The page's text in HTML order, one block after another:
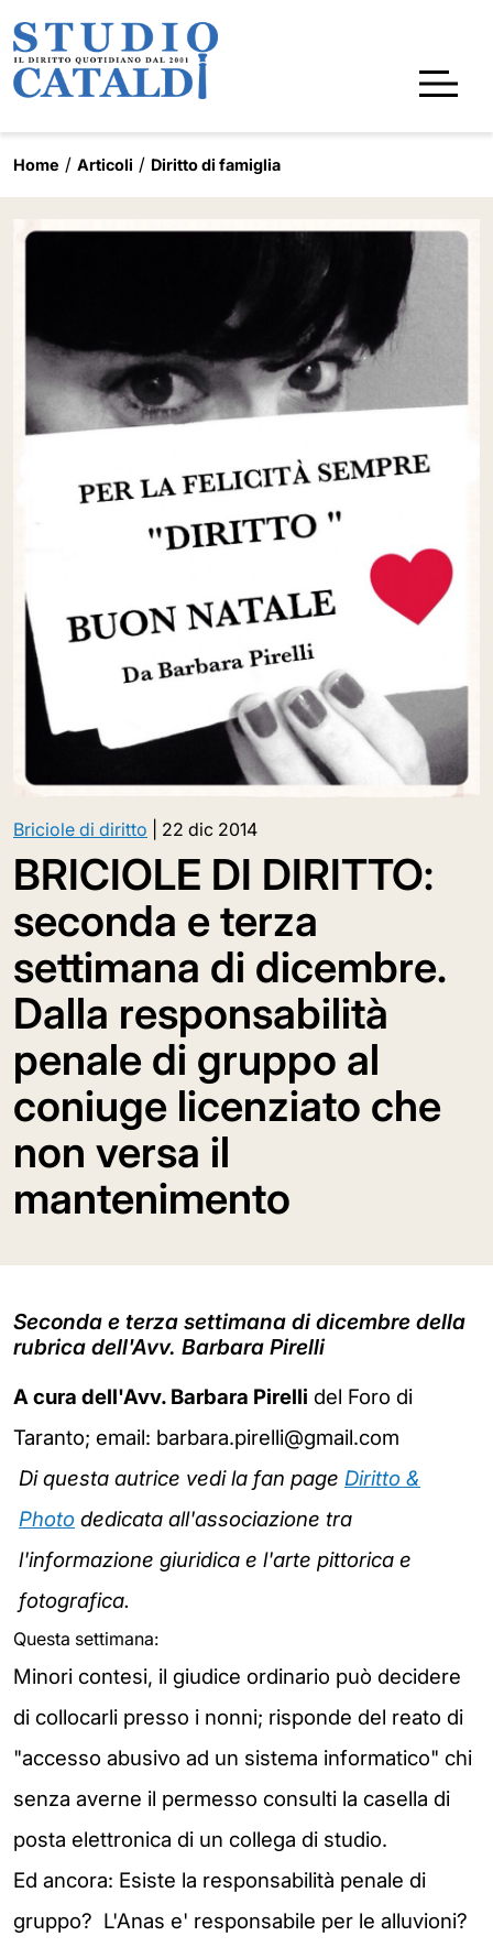
Home Articoli Diritto di famiglia
Briciole di diritto 22 dic 2014
BRICIOLE DI DIRITTO:
seconda e terza
settimana di dicembre.
Dalla responsabilità
penale di gruppo al
coniuge licenziato che
non versa il
mantenimento
Seconda e terza settimana di dicembre della
rubrica dell'Avv. Barbara Pirelli
A cura dell'Avv. Barbara Pirelli del Foro di
Taranto; email: barbara.pirelli@gmail.com
Di questa autrice vedi la fan page Diritto &
Photo dedicata all'associazione tra
l'informazione giuridica e l'arte pittorica e
fotografica.
Questa settimana:
Minori contesi, il giudice ordinario può decidere
di collocarli presso i nonni; risponde del reato di
"accesso abusivo ad un sistema informatico" chi
senza averne il permesso consulti la casella di
posta elettronica di un collega di studio.
Ed ancora: Esiste la responsabilità penale di
gruppo? L'Anas e' responsabile per le alluvioni?